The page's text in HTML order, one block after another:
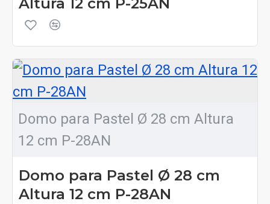
Altura 12 cm P-25AN
Domo para Pastel Ø 28 cm Altura
12 cm P-28AN
Domo para Pastel Ø 28 cm
Altura 12 cm P-28AN